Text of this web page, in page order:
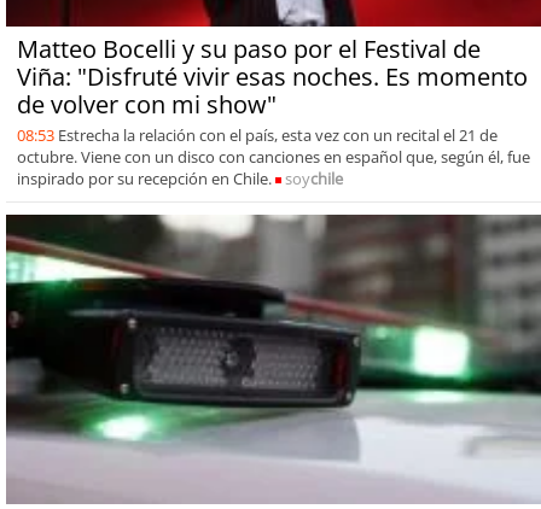
Matteo Bocelli y su paso por el Festival de
Viña: "Disfruté vivir esas noches. Es momento
de volver con mi show"
08:53 Estrecha la relación con el país, esta vez con un recital el 21 de
octubre. Viene con un disco con canciones en español que, según él, fue
inspirado por su recepción en Chile.
soychile